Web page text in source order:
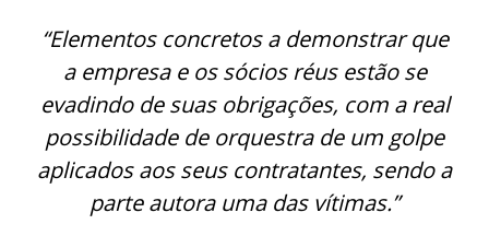
“Elementos concretos a demonstrar que
a empresa e os sócios réus estão se
evadindo de suas obrigações, com a real
possibilidade de orquestra de um golpe
aplicados aos seus contratantes, sendo a
parte autora uma das vítimas.”